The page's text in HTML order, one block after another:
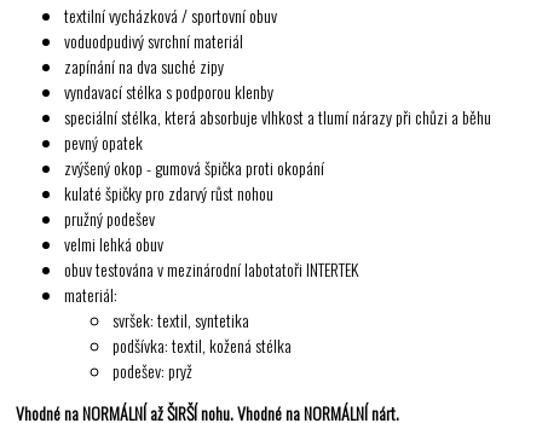
textilní vycházková / sportovní obuv
voduodpudivý svrchní materiál
zapínání na dva suché zipy
vyndavací stélka s podporou klenby
speciální stélka, která absorbuje vlhkost a tlumí nárazy při chůzi a běhu
pevný opatek
zvýšený okop - gumová špička proti okopání
kulaté špičky pro zdarvý růst nohou
pružný podešev
velmi lehká obuv
obuv testována v mezinárodní labotatoři INTERTEK
materiál:
svršek: textil, syntetika
podšívka: textil, kožená stélka
podešev: pryž
Vhodné na NORMÁLNÍ až ŠIRŠÍ nohu. Vhodné na NORMÁLNÍ nárt.